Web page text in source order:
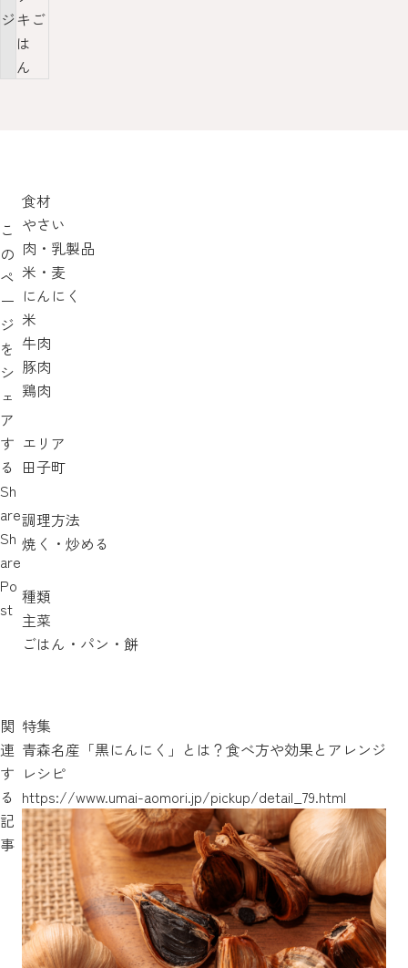
ジキご
は
ん
食材
やさい
肉・乳製品
米・麦
にんにく
米
牛肉
豚肉
鶏肉
エリア
田子町
調理方法
焼く・炒める
種類
主菜
ごはん・パン・餅
こ
の
ペ
ー
ジ
を
シ
ェ
ア
す
る
Sh
are
Sh
are
Po
st
関
連
す
る
記
事
特集
青森名産「黒にんにく」とは？食べ方や効果とアレンジ
レシピ
https://www.umai-aomori.jp/pickup/detail_79.html
https://www.umai-aomori.jp/harewatari
https://www.umai-aomori.jp/pickup/202412-29327